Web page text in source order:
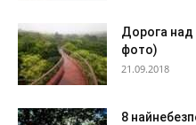
Дорога над
фото)
21.09.2018
8